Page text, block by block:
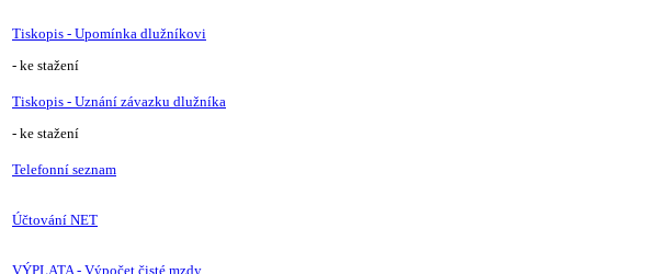
Tiskopis - Upomínka dlužníkovi
- ke stažení
Tiskopis - Uznání závazku dlužníka
- ke stažení
Telefonní seznam
Účtování NET
VÝPLATA - Výpočet čisté mzdy